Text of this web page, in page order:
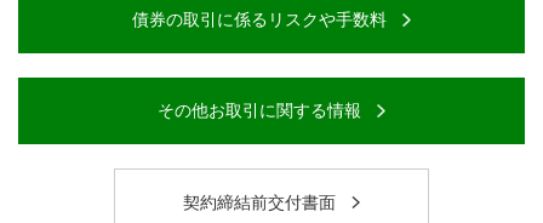
債券の取引に係るリスクや手数料
その他お取引に関する情報
契約締結前交付書面